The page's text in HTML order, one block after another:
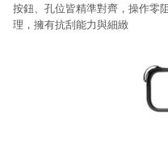
按鈕、孔位皆精準對齊，操作零
理，擁有抗刮能力與細緻